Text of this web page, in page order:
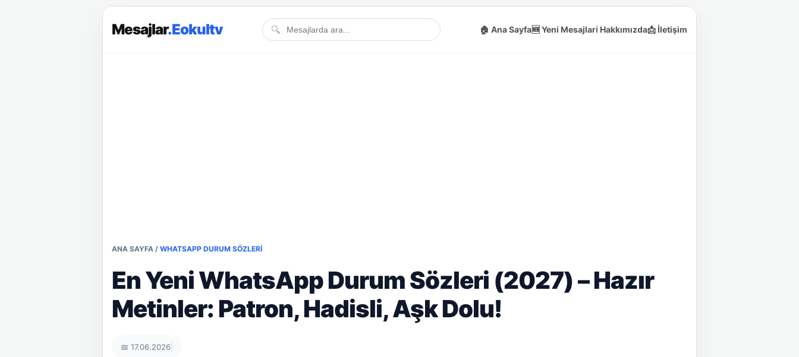
Mesajlar.Eokultv 🔍 🏠 Ana Sayfa🆕 Yeni Mesajlarℹ️ Hakkımızda📩 İletişim
ANA SAYFA / WHATSAPP DURUM SÖZLERI
En Yeni WhatsApp Durum Sözleri (2027) – Hazır
Metinler: Patron, Hadisli, Aşk Dolu!
📅 17.06.2026